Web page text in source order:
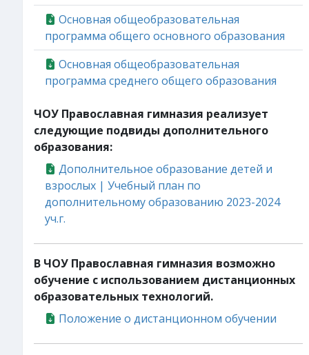
Основная общеобразовательная
программа общего основного образования
Основная общеобразовательная
программа среднего общего образования
ЧОУ Православная гимназия реализует
следующие подвиды дополнительного
образования:
Дополнительное образование детей и
взрослых | Учебный план по
дополнительному образованию 2023-2024
уч.г.
В ЧОУ Православная гимназия возможно
обучение с использованием дистанционных
образовательных технологий.
Положение о дистанционном обучении